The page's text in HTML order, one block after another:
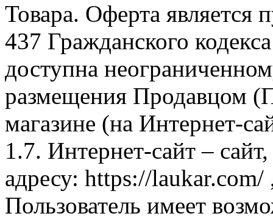
Товара. Оферта является
437 Гражданского
доступна
размещения Продавцом
магазине (на Интернет-
1.7. Интернет-сайт –
адресу: https://laukar.com/
Пользователь имеет